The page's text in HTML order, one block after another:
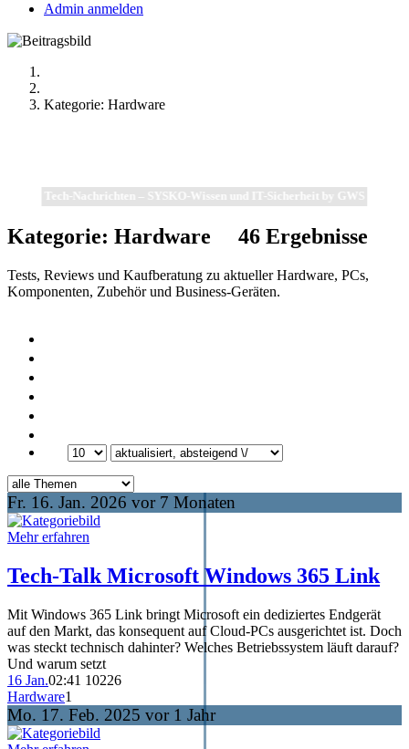
Admin anmelden
Kategorie: Hardware
Tech-Nachrichten – SYSKO-Wissen und IT-Sicherheit by GWS
Kategorie: Hardware 46 Ergebnisse
Tests, Reviews und Kaufberatung zu aktueller Hardware, PCs,
Komponenten, Zubehör und Business-Geräten.
Fr. 16. Jan. 2026 vor 7 Monaten
Mehr erfahren
Tech-Talk Microsoft Windows 365 Link
Mit Windows 365 Link bringt Microsoft ein dediziertes Endgerät
auf den Markt, das konsequent auf Cloud-PCs ausgerichtet ist. Doch
was steckt technisch dahinter? Welches Betriebssystem läuft darauf?
Und warum setzt
16 Jan.02:41 10226
Hardware1
Mo. 17. Feb. 2025 vor 1 Jahr